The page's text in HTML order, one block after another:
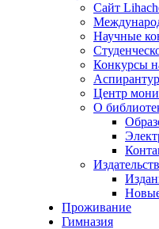
Сайт
Научные
Конкурсы
Центр
О
Проживание
Гимназия